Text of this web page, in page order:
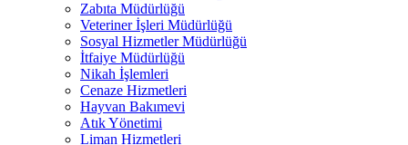
Zabıta Müdürlüğü
Veteriner İşleri Müdürlüğü
Sosyal Hizmetler Müdürlüğü
İtfaiye Müdürlüğü
Nikah İşlemleri
Cenaze Hizmetleri
Hayvan Bakımevi
Atık Yönetimi
Liman Hizmetleri